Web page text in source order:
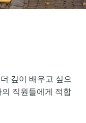
깊이 배우고 싶으
직원들에게 적합